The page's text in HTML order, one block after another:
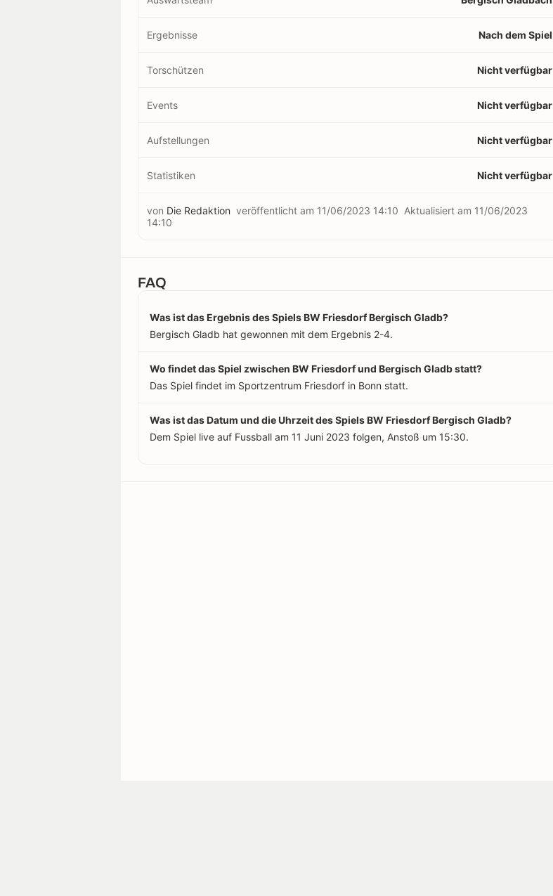
Ergebnisse Nach dem Spiel
Torschützen Nicht verfügbar
Events Nicht verfügbar
Aufstellungen Nicht verfügbar
Statistiken Nicht verfügbar
von Die Redaktion veröffentlicht am 11/06/2023 14:10 Aktualisiert am 11/06/2023
14:10
FAQ
Was ist das Ergebnis des Spiels BW Friesdorf Bergisch Gladb?
Bergisch Gladb hat gewonnen mit dem Ergebnis 2-4.
Wo findet das Spiel zwischen BW Friesdorf und Bergisch Gladb statt?
Das Spiel findet im Sportzentrum Friesdorf in Bonn statt.
Was ist das Datum und die Uhrzeit des Spiels BW Friesdorf Bergisch Gladb?
Dem Spiel live auf Fussball am 11 Juni 2023 folgen, Anstoß um 15:30.